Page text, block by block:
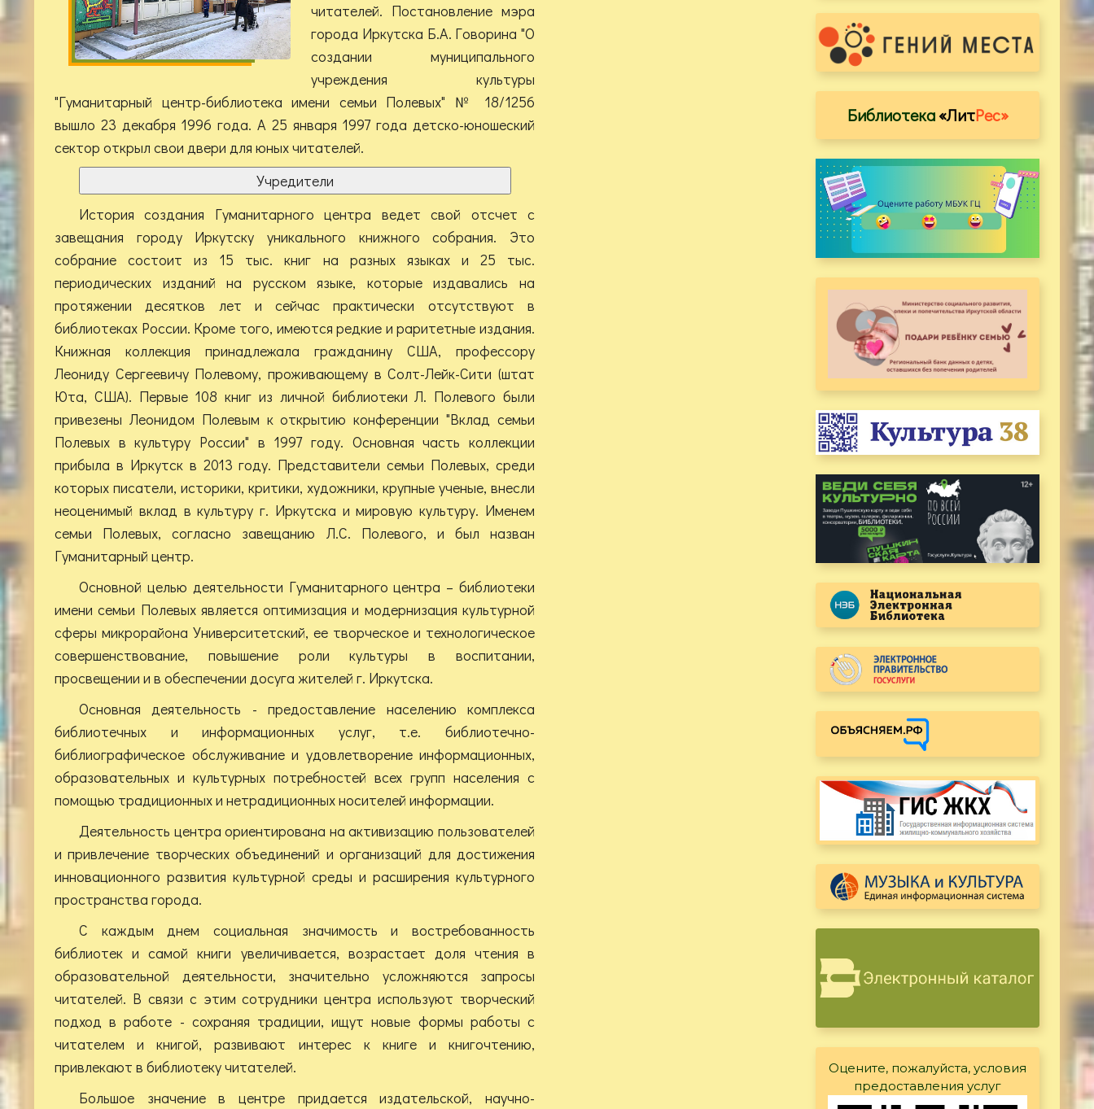
читателей. Постановление мэра
города Иркутска Б.А. Говорина "О
создании муниципального
учреждения культуры
"Гуманитарный центр-библиотека имени семьи Полевых" № 18/1256
вышло 23 декабря 1996 года. А 25 января 1997 года детско-юношеский
сектор открыл свои двери для юных читателей.
Учредители
История создания Гуманитарного центра ведет свой отсчет с
завещания городу Иркутску уникального книжного собрания. Это
собрание состоит из 15 тыс. книг на разных языках и 25 тыс.
периодических изданий на русском языке, которые издавались на
протяжении десятков лет и сейчас практически отсутствуют в
библиотеках России. Кроме того, имеются редкие и раритетные издания.
Книжная коллекция принадлежала гражданину США, профессору
Леониду Сергеевичу Полевому, проживающему в Солт-Лейк-Сити (штат
Юта, США). Первые 108 книг из личной библиотеки Л. Полевого были
привезены Леонидом Полевым к открытию конференции "Вклад семьи
Полевых в культуру России" в 1997 году. Основная часть коллекции
прибыла в Иркутск в 2013 году. Представители семьи Полевых, среди
которых писатели, историки, критики, художники, крупные ученые, внесли
неоценимый вклад в культуру г. Иркутска и мировую культуру. Именем
семьи Полевых, согласно завещанию Л.С. Полевого, и был назван
Гуманитарный центр.
Основной целью деятельности Гуманитарного центра – библиотеки
имени семьи Полевых является оптимизация и модернизация культурной
сферы микрорайона Университетский, ее творческое и технологическое
совершенствование, повышение роли культуры в воспитании,
просвещении и в обеспечении досуга жителей г. Иркутска.
Основная деятельность - предоставление населению комплекса
библиотечных и информационных услуг, т.е. библиотечно-
библиографическое обслуживание и удовлетворение информационных,
образовательных и культурных потребностей всех групп населения с
помощью традиционных и нетрадиционных носителей информации.
Деятельность центра ориентирована на активизацию пользователей
и привлечение творческих объединений и организаций для достижения
инновационного развития культурной среды и расширения культурного
пространства города.
С каждым днем социальная значимость и востребованность
библиотек и самой книги увеличивается, возрастает доля чтения в
образовательной деятельности, значительно усложняются запросы
читателей. В связи с этим сотрудники центра используют творческий
подход в работе - сохраняя традиции, ищут новые формы работы с
читателем и книгой, развивают интерес к книге и книгочтению,
привлекают в библиотеку читателей.
Большое значение в центре придается издательской, научно-
Библиотека«ЛитРес»
Оцените, пожалуйста, условия
предоставления услуг